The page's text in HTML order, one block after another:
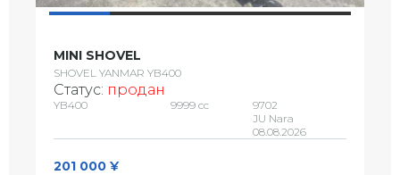
MINI SHOVEL
SHOVEL YANMAR YB400
Статус: продан
YB400 9999 сс
9702
JU Nara
08.08.2026
201 000 ¥